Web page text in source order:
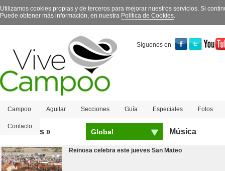
Utilizamos cookies propias y de terceros para mejorar nuestros servicios. Si
Puede obtener más información, en nuestra Política de Cookies.
Síguenos en
Campoo Aguilar Secciones Guía Especiales Fotos
Contacto
Más leídas » Global Música
Reinosa celebra este jueves San Mateo